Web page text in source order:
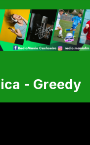
- Greedy